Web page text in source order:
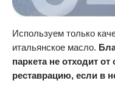
Используем только
итальянское масло.
паркета не отходит
реставрацию, если в